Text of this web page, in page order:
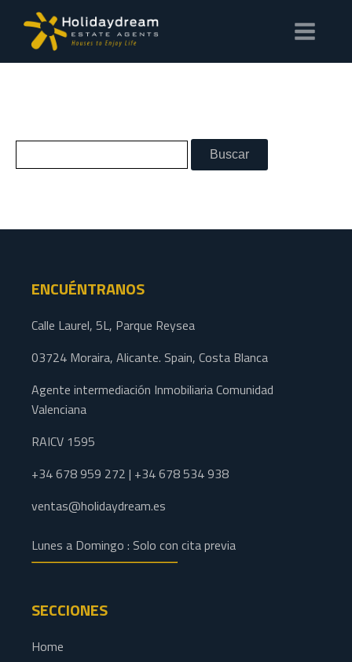
ENCUÉNTRANOS
Calle Laurel, 5L, Parque Reysea
03724 Moraira, Alicante. Spain, Costa Blanca
Agente intermediación Inmobiliaria Comunidad
Valenciana
RAICV 1595
+34 678 959 272 | +34 678 534 938
ventas@holidaydream.es
Lunes a Domingo : Solo con cita previa
SECCIONES
Home